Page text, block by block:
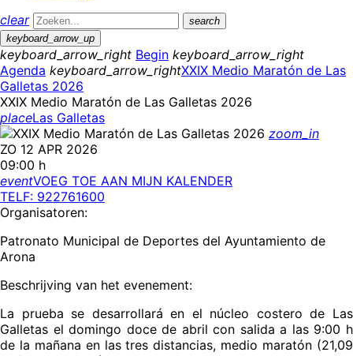
clear
search
keyboard_arrow_up
keyboard_arrow_right Begin keyboard_arrow_right
Agenda keyboard_arrow_rightXXIX Medio Maratón de Las
Galletas 2026
XXIX Medio Maratón de Las Galletas 2026
placeLas Galletas
zoom_in
ZO 12 APR 2026
09:00 h
eventVOEG TOE AAN MIJN KALENDER
TELF: 922761600
Organisatoren:
Patronato Municipal de Deportes del Ayuntamiento de
Arona
Beschrijving van het evenement:
La prueba se desarrollará en el núcleo costero de Las
Galletas el domingo doce de abril con salida a las 9:00 h
de la mañana en las tres distancias, medio maratón (21,09